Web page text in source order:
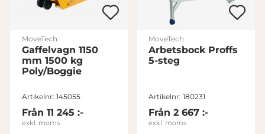
MoveTech
Gaffelvagn 1150
mm 1500 kg
Poly/Boggie
Artikelnr: 145055
Från 11 245 :-
exkl. moms
MoveTech
Arbetsbock Proffs
5-steg
Artikelnr: 180231
Från 2 667 :-
exkl. moms